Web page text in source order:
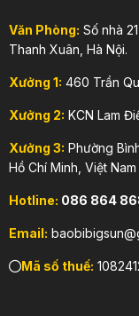
Văn Phòng: Số nhà
Thanh Xuân, Hà Nội.
Xưởng 1: 460 Trần
Xưởng 2: KCN Lam
Xưởng 3: Phường
Hồ Chí Minh, Việt Nam
Hotline: 086 864
Email:
Mã số thuế: